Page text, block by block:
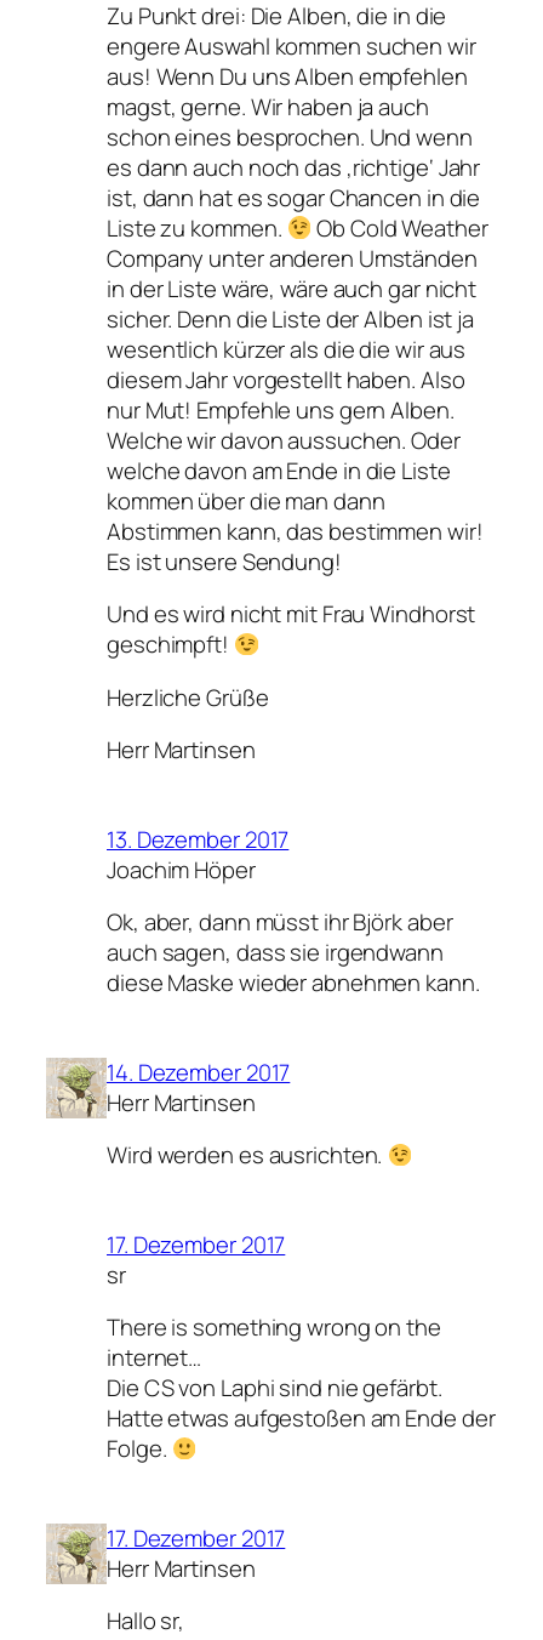
Zu Punkt drei: Die Alben, die in die
engere Auswahl kommen suchen wir
aus! Wenn Du uns Alben empfehlen
magst, gerne. Wir haben ja auch
schon eines besprochen. Und wenn
es dann auch noch das ‚richtige‘ Jahr
ist, dann hat es sogar Chancen in die
Liste zu kommen.
Ob Cold Weather
Company unter anderen Umständen
in der Liste wäre, wäre auch gar nicht
sicher. Denn die Liste der Alben ist ja
wesentlich kürzer als die die wir aus
diesem Jahr vorgestellt haben. Also
nur Mut! Empfehle uns gern Alben.
Welche wir davon aussuchen. Oder
welche davon am Ende in die Liste
kommen über die man dann
Abstimmen kann, das bestimmen wir!
Es ist unsere Sendung!
Und es wird nicht mit Frau Windhorst
geschimpft!
Herzliche Grüße
Herr Martinsen
13. Dezember 2017
Joachim Höper
Ok, aber, dann müsst ihr Björk aber
auch sagen, dass sie irgendwann
diese Maske wieder abnehmen kann.
14. Dezember 2017
Herr Martinsen
Wird werden es ausrichten.
17. Dezember 2017
sr
There is something wrong on the
internet…
Die CS von Laphi sind nie gefärbt.
Hatte etwas aufgestoßen am Ende der
Folge.
17. Dezember 2017
Herr Martinsen
Hallo sr,